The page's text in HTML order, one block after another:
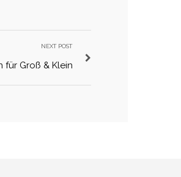
NEXT POST
für Groß & Klein